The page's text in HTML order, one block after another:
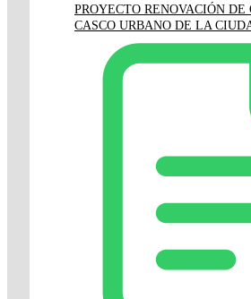
PROYECTO RENOVACIÓN
CASCO URBANO DE LA